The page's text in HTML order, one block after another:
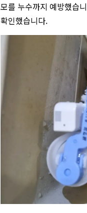
모를 누수까지 예방했습
확인했습니다.